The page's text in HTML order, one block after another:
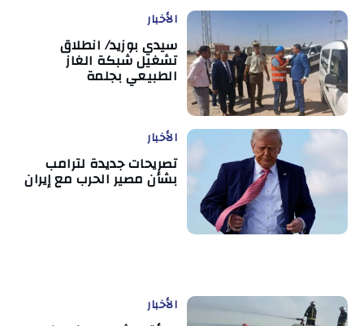
الأخبار
سيدي بوزيد/ انطلاق
تشغيل شبكة الغاز
الطبيعي بجلمة
الأخبار
تصريحات جديدة لترامب
بشأن مصير الحرب مع إيران
الأخبار